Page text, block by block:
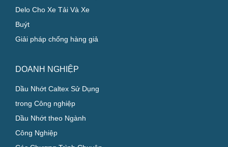
Delo Cho Xe Tải Và Xe
Buýt
Giải pháp chống hàng giả
DOANH NGHIỆP
Dầu Nhớt Caltex Sử Dụng
trong Công nghiệp
Dầu Nhớt theo Ngành
Công Nghiệp